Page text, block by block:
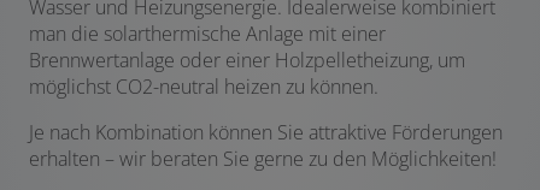
Wasser und Heizungsenergie. Idealerweise kombiniert
man die solarthermische Anlage mit einer
Brennwertanlage oder einer Holzpelletheizung, um
möglichst CO2-neutral heizen zu können.
Je nach Kombination können Sie attraktive Förderungen
erhalten – wir beraten Sie gerne zu den Möglichkeiten!